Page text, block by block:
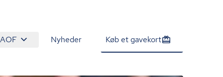
Nyheder Køb et gavekort
1.600 kr. /person Tilmeld venteliste